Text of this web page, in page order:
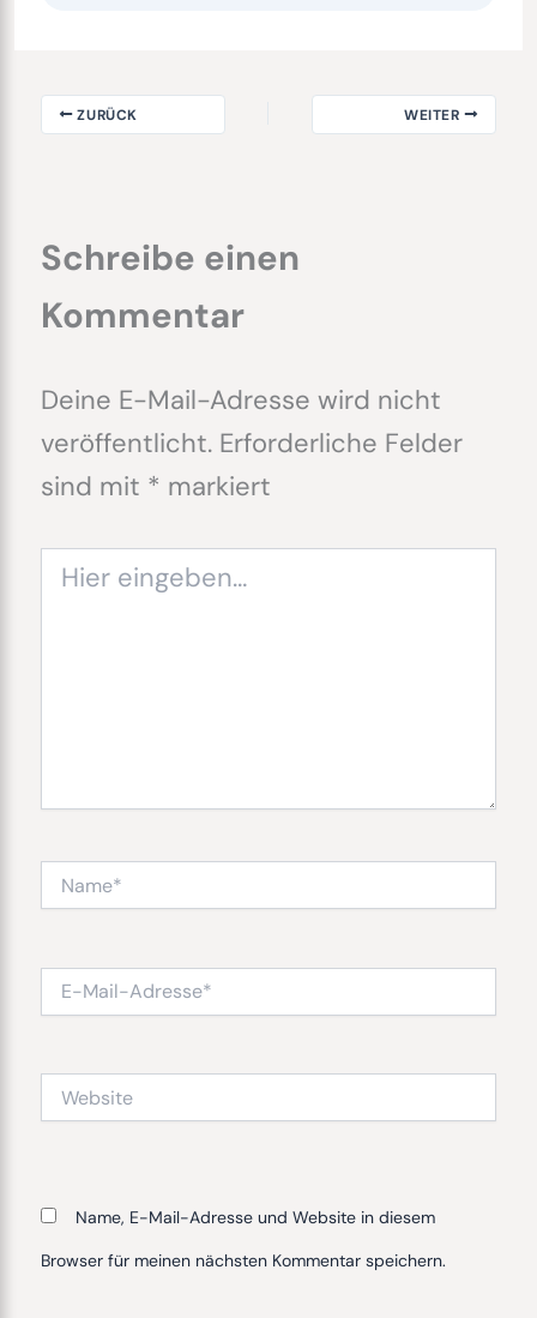
ZURÜCK WEITER
Schreibe einen
Kommentar
Deine E-Mail-Adresse wird nicht
veröffentlicht. Erforderliche Felder
sind mit * markiert
eingeben…
Mail-
Name, E-Mail-Adresse und Website in diesem
Browser für meinen nächsten Kommentar speichern.